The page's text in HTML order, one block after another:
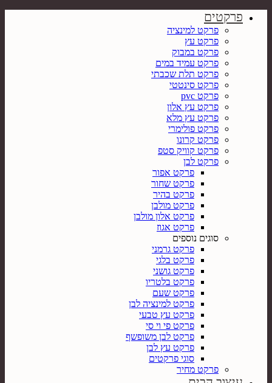
פרקטים
פרקט למינציה
פרקט עץ
פרקט במבוק
פרקט עמיד במים
פרקט תלת שכבתי
פרקט סינטטי
פרקט pvc
פרקט עץ אלון
פרקט עץ מלא
פרקט פולימרי
פרקט קרונו
פרקט קוויק סטפ
פרקט לבן
פרקט אפור
פרקט שחור
פרקט בהיר
פרקט מולבן
פרקט אלון מולבן
פרקט אגוז
סוגים נוספים
פרקט גרמני
פרקט בלגי
פרקט גושני
פרקט בלטריו
פרקט שעם
פרקט למינציה לבן
פרקט עץ טבעי
פרקט פי וי סי
פרקט לבן משופשף
פרקט עץ לבן
סוגי פרקטים
פרקט מחיר